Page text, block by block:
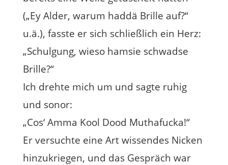
(„Ey Alder, warum haddä Brille auf?“
u.ä.), fasste er sich schließlich ein Herz:
„Schulgung, wieso hamsie schwadse
Brille?“
Ich drehte mich um und sagte ruhig
und sonor:
„Cos‘ Amma Kool Dood Muthafucka!“
Er versuchte eine Art wissendes Nicken
hinzukriegen, und das Gespräch war